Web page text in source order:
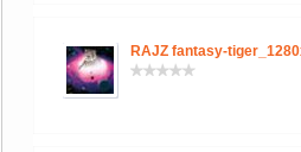
RAJZ fantasy-